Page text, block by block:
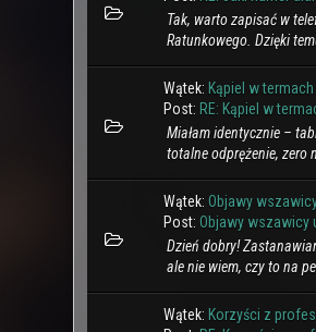
Tak, warto zapisać w
Ratunkowego. Dzięki
Wątek: Kąpiel w
Post: RE: Kąpiel w
Miałam identycznie –
totalne odprężenie, zero
Wątek: Objawy
Post: Objawy wszawicy
Dzień dobry!
ale nie wiem, czy to na
Wątek: Korzyści z